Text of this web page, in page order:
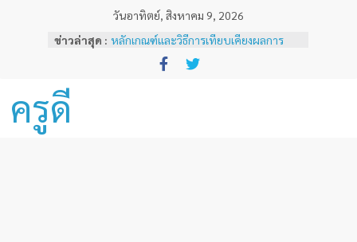
วันอาทิตย์, สิงหาคม 9, 2026
ข่าวล่าสุด : หลักเกณฑ์และวิธีการเทียบเคียงผลการ
ทดสอบและประเมินสมรรถนะทางวิชาชีพ
ครูด้านความรู้และประสบการณ์วิชาชีพ
ครูดี